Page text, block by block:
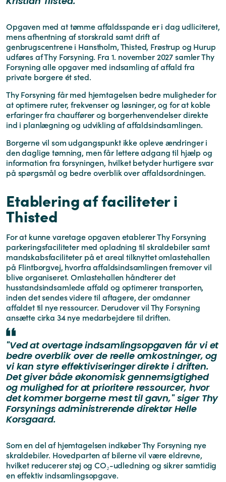
Opgaven med at tømme affaldsspande er i dag udliciteret,
mens afhentning af storskrald samt drift af
genbrugscentrene i Hanstholm, Thisted, Frøstrup og Hurup
udføres af Thy Forsyning. Fra 1. november 2027 samler Thy
Forsyning alle opgaver med indsamling af affald fra
private borgere ét sted.
Thy Forsyning får med hjemtagelsen bedre muligheder for
at optimere ruter, frekvenser og løsninger, og for at koble
erfaringer fra chauffører og borgerhenvendelser direkte
ind i planlægning og udvikling af affaldsindsamlingen.
Borgerne vil som udgangspunkt ikke opleve ændringer i
den daglige tømning, men får lettere adgang til hjælp og
information fra forsyningen, hvilket betyder hurtigere svar
på spørgsmål og bedre overblik over affaldsordningen.
Etablering af faciliteter i
Thisted
For at kunne varetage opgaven etablerer Thy Forsyning
parkeringsfaciliteter med opladning til skraldebiler samt
mandskabsfaciliteter på et areal tilknyttet omlastehallen
på Flintborgvej, hvorfra affaldsindsamlingen fremover vil
blive organiseret. Omlastehallen håndterer det
husstandsindsamlede affald og optimerer transporten,
inden det sendes videre til aftagere, der omdanner
affaldet til nye ressourcer. Derudover vil Thy Forsyning
ansætte cirka 34 nye medarbejdere til driften.
"Ved at overtage indsamlingsopgaven får vi et
bedre overblik over de reelle omkostninger, og
vi kan styre effektiviseringer direkte i driften.
Det giver både økonomisk gennemsigtighed
og mulighed for at prioritere ressourcer, hvor
det kommer borgerne mest til gavn," siger Thy
Forsynings administrerende direktør Helle
Korsgaard.
Som en del af hjemtagelsen indkøber Thy Forsyning nye
skraldebiler. Hovedparten af bilerne vil være eldrevne,
hvilket reducerer støj og CO₂-udledning og sikrer samtidig
en effektiv indsamlingsopgave.